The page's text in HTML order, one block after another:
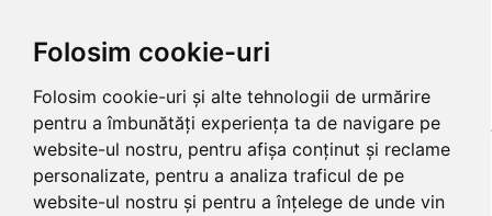
Folosim cookie-uri
Folosim cookie-uri și alte tehnologii de urmărire
pentru a îmbunătăți experiența ta de navigare pe
website-ul nostru, pentru afișa conținut și reclame
personalizate, pentru a analiza traficul de pe
website-ul nostru și pentru a înțelege de unde vin